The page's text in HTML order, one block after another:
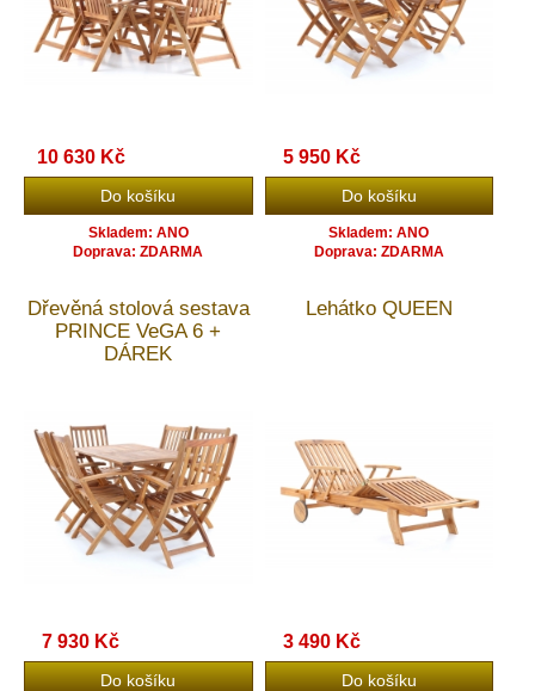
10 630 Kč
Skladem: ANO
Doprava: ZDARMA
5 950 Kč
Skladem: ANO
Doprava: ZDARMA
Dřevěná stolová sestava
PRINCE VeGA 6 +
DÁREK
7 930 Kč
Lehátko QUEEN
3 490 Kč